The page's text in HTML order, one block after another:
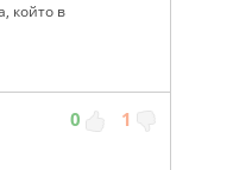
който в
0 1